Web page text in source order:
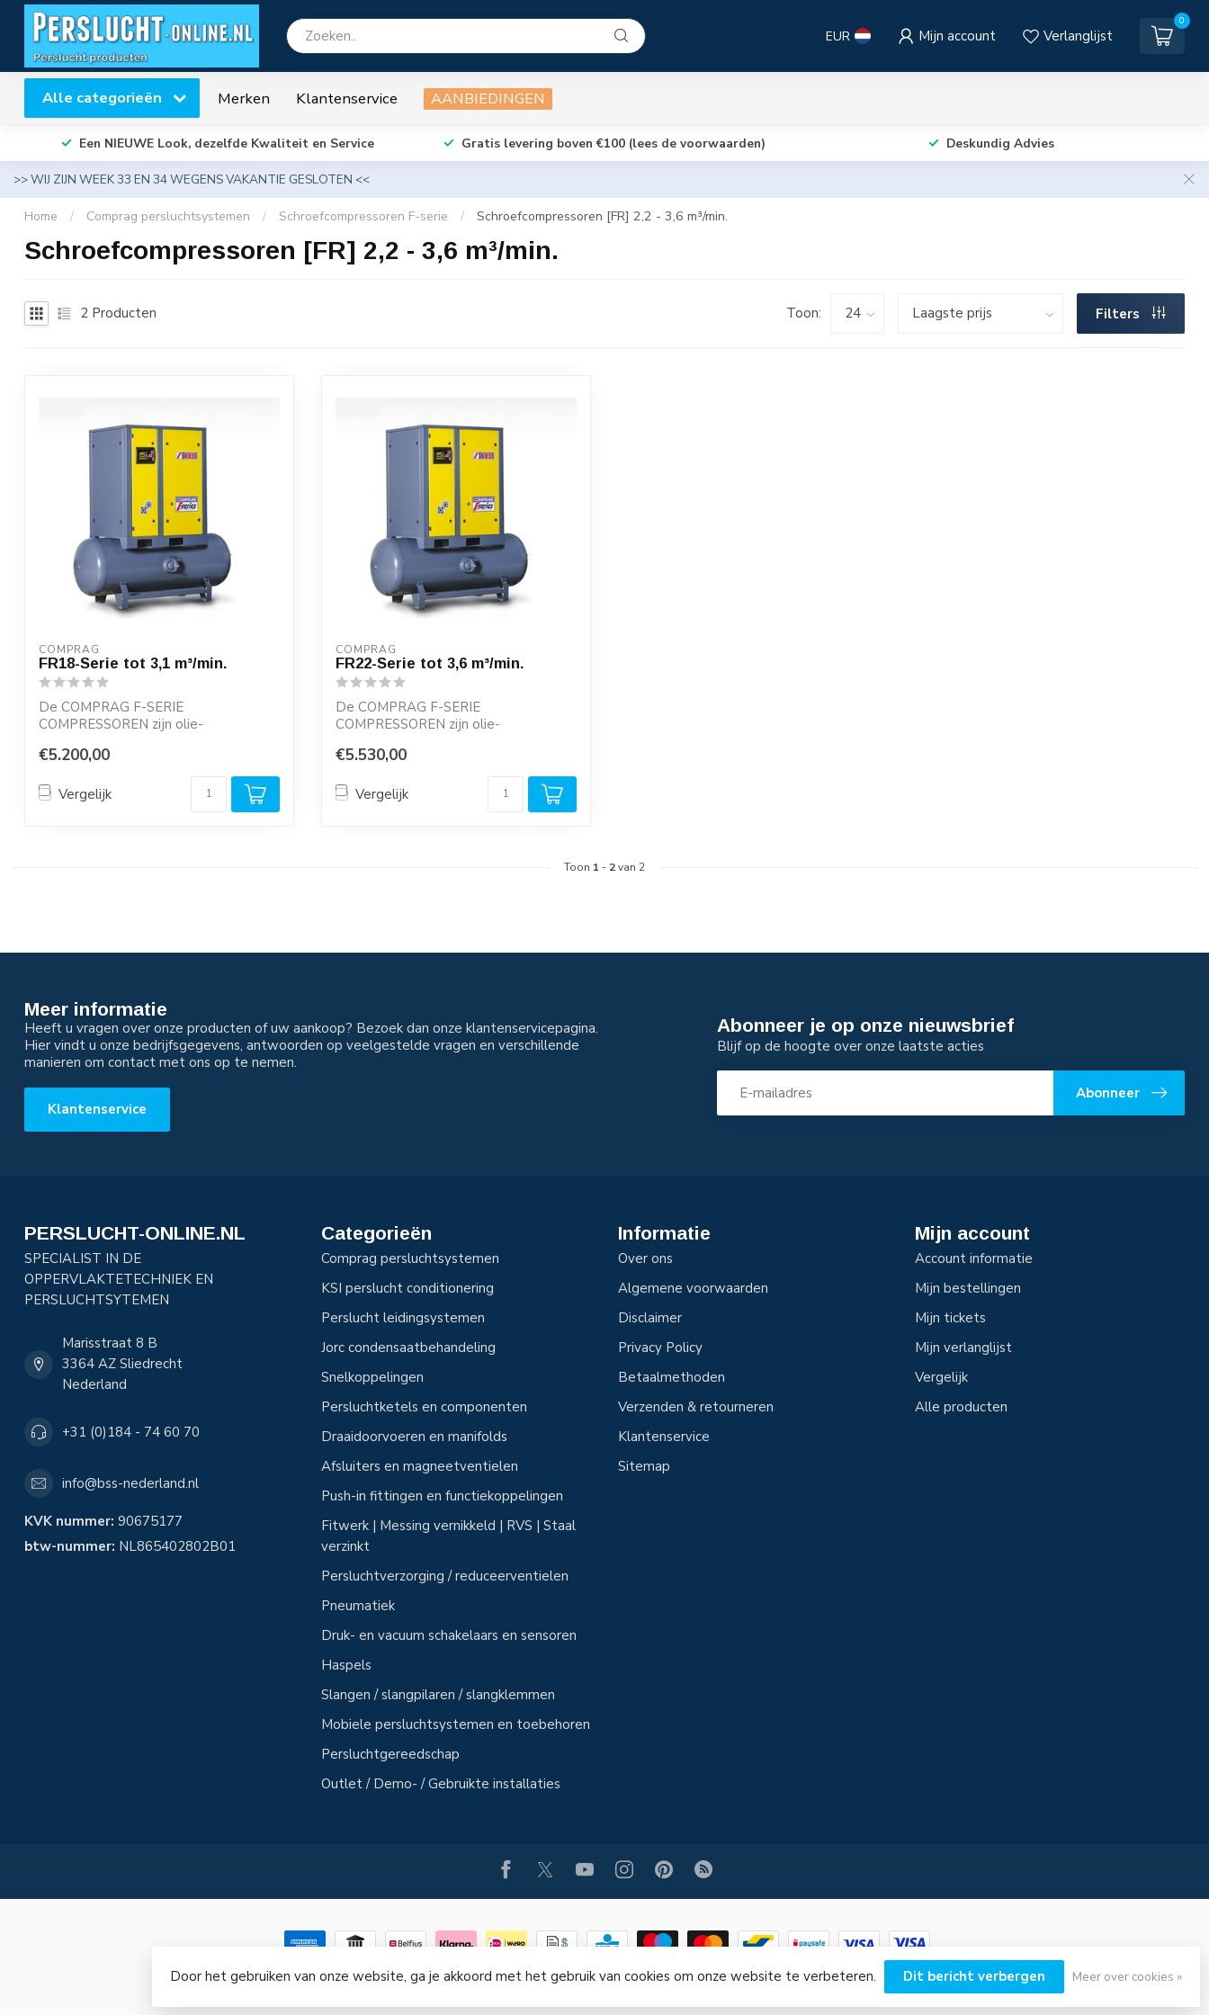
EUR Mijn account Verlanglijst
0
Alle categorieën Merken Klantenservice AANBIEDINGEN
Een NIEUWE Look, dezelfde Kwaliteit en Service Gratis levering boven €100 (lees de voorwaarden) Deskundig Advies
>> WIJ ZIJN WEEK 33 EN 34 WEGENS VAKANTIE GESLOTEN <<
Home / Comprag persluchtsystemen / Schroefcompressoren F-serie / Schroefcompressoren [FR] 2,2 - 3,6 m³/min.
Schroefcompressoren [FR] 2,2 - 3,6 m³/min.
2 Producten Toon: Filters
COMPRAG
FR18-Serie tot 3,1 m³/min.
De COMPRAG F-SERIE
COMPRESSOREN zijn olie-
die...
€5.200,00
Vergelijk
COMPRAG
FR22-Serie tot 3,6 m³/min.
De COMPRAG F-SERIE
COMPRESSOREN zijn olie-
die...
€5.530,00
Vergelijk
Toon 1 - 2van 2
Meer informatie
Heeft u vragen over onze producten of uw aankoop? Bezoek dan onze klantenservicepagina.
Hier vindt u onze bedrijfsgegevens, antwoorden op veelgestelde vragen en verschillende
manieren om contact met ons op te nemen.
Klantenservice
Abonneer je op onze nieuwsbrief
Blijf op de hoogte over onze laatste acties
Abonneer
PERSLUCHT-ONLINE.NL
SPECIALIST IN DE
OPPERVLAKTETECHNIEK EN
PERSLUCHTSYTEMEN
Marisstraat 8 B
3364 AZ Sliedrecht
Nederland
+31 (0)184 - 74 60 70
info@bss-nederland.nl
KVK nummer: 90675177
btw-nummer: NL865402802B01
Categorieën
Comprag persluchtsystemen
KSI perslucht conditionering
Perslucht leidingsystemen
Jorc condensaatbehandeling
Snelkoppelingen
Persluchtketels en componenten
Draaidoorvoeren en manifolds
Afsluiters en magneetventielen
Push-in fittingen en functiekoppelingen
Fitwerk | Messing vernikkeld | RVS | Staal
verzinkt
Persluchtverzorging / reduceerventielen
Pneumatiek
Druk- en vacuum schakelaars en sensoren
Haspels
Slangen / slangpilaren / slangklemmen
Mobiele persluchtsystemen en toebehoren
Persluchtgereedschap
Outlet / Demo- / Gebruikte installaties
Informatie
Over ons
Algemene voorwaarden
Disclaimer
Privacy Policy
Betaalmethoden
Verzenden & retourneren
Klantenservice
Sitemap
Mijn account
Account informatie
Mijn bestellingen
Mijn tickets
Mijn verlanglijst
Vergelijk
Alle producten
© Copyright 2026 PERSLUCHT-ONLINE.NL
Door het gebruiken van onze website, ga je akkoord met het gebruik van cookies om onze website te verbeteren. Dit bericht verbergen Meer over cookies »